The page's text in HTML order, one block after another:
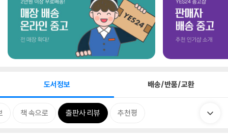
도서정보 배송/반품/교환
책 속으로 출판사 리뷰 추천평